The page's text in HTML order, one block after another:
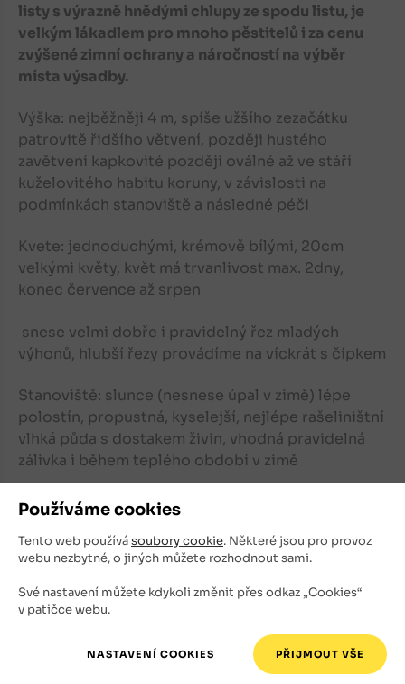
Používáme cookies
Tento web používásoubory cookie. Některé jsou pro provoz
webu nezbytné, o jiných můžete rozhodnout sami.
Své nastavení můžete kdykoli změnit přes odkaz „Cookies“
v patičce webu.
listy s výrazně hnědými chlupy ze spodu listu, je
velkým lákadlem pro mnoho pěstitelů i za cenu
zvýšené zimní ochrany a náročností na výběr
místa výsadby.
Výška: nejběžněji 4 m, spíše užšího zezačátku
patrovitě řidšího větvení, později hustého
zavětvení kapkovité později oválné až ve stáří
kuželovitého habitu koruny, v závislosti na
podmínkách stanoviště a následné péči
Kvete: jednoduchými, krémově bílými, 20cm
velkými květy, květ má trvanlivost max. 2dny,
konec července až srpen
snese velmi dobře i pravidelný řez mladých
výhonů, hlubší řezy provádíme na víckrát s čípkem
Stanoviště: slunce (nesnese úpal v zimě) lépe
polostín, propustná, kyselejší, nejlépe rašeliništní
vlhká půda s dostakem živin, vhodná pravidelná
zálivka i během teplého období v zimě
Mrazuvzdornst udávaná do -24°C, prokázaná do
Použití: solitera do trávníku, exotická a
reprezentativní zeleň, dvory, předzahrádky, atria,
celoroční kompozice a kompozice okrasné listem
Nabízené sazenice: kontejnerované v kontejneru
o objemu 35 litrů, o celkové výšce sazenice 1,8 až